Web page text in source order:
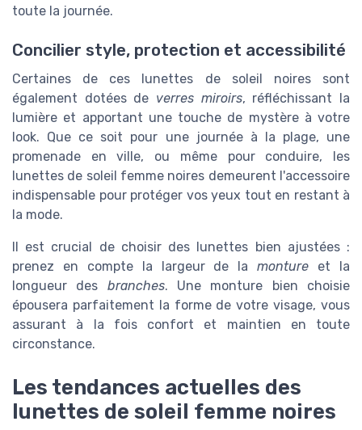
toute la journée.
Concilier style, protection et accessibilité
Certaines de ces lunettes de soleil noires sont
également dotées de verres miroirs, réfléchissant la
lumière et apportant une touche de mystère à votre
look. Que ce soit pour une journée à la plage, une
promenade en ville, ou même pour conduire, les
lunettes de soleil femme noires demeurent l'accessoire
indispensable pour protéger vos yeux tout en restant à
la mode.
Il est crucial de choisir des lunettes bien ajustées :
prenez en compte la largeur de lamonture et la
longueur des branches. Une monture bien choisie
épousera parfaitement la forme de votre visage, vous
assurant à la fois confort et maintien en toute
circonstance.
Les tendances actuelles des
lunettes de soleil femme noires